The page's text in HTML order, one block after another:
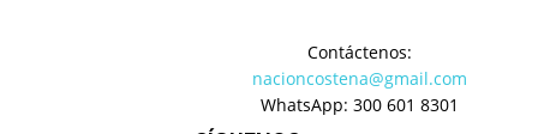
REGIONALES
Contáctenos:
nacioncostena@gmail.com
WhatsApp: 300 601 8301